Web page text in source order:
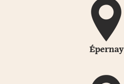
Épernay